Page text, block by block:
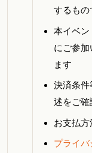
するも
本イベ
にご参
ます
決済条
述をご確
お支払
プライ